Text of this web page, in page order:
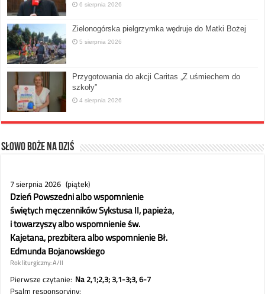
6 sierpnia 2026
Zielonogórska pielgrzymka wędruje do Matki Bożej
5 sierpnia 2026
Przygotowania do akcji Caritas „Z uśmiechem do
szkoły”
4 sierpnia 2026
Słowo Boże na dziś